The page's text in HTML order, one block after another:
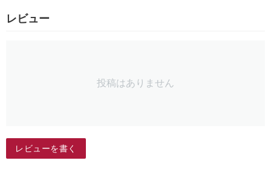
レビュー
投稿はありません
レビューを書く